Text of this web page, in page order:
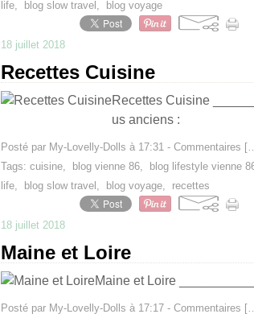
life, blog slow travel , blog voyage
18 juillet 2018
Recettes Cuisine
Recettes Cuisine
us anciens :
Posté par My-Lovelly-Dolls à 17:31 - Commentaires [
Tags: cuisine, blog vienne 86, blog lifestyle vienne
life, blog slow travel , blog voyage, recettes
18 juillet 2018
Maine et Loire
Maine et Loire
Posté par My-Lovelly-Dolls à 17:17 - Commentaires [